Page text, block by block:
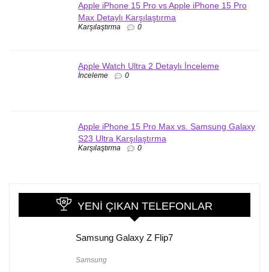
Apple iPhone 15 Pro vs Apple iPhone 15 Pro
Max Detaylı Karşılaştırma
Karşılaştırma 0
Apple Watch Ultra 2 Detaylı İnceleme
İnceleme 0
Apple iPhone 15 Pro Max vs. Samsung Galaxy
S23 Ultra Karşılaştırma
Karşılaştırma 0
YENI ÇIKAN TELEFONLAR
Samsung Galaxy Z Flip7
Samsung